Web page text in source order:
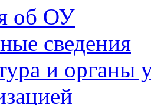
об ОУ
сведения
и органы